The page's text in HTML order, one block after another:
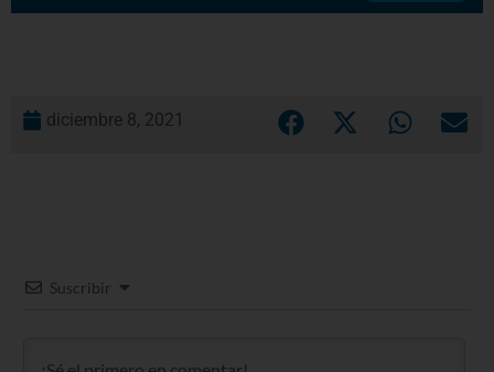
diciembre 8, 2021
Suscribir